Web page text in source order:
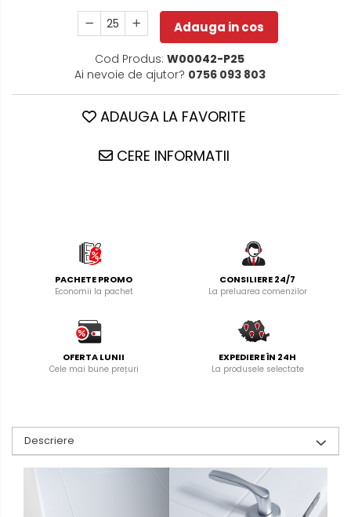
Adauga in cos
Cod Produs: W00042-P25
Ai nevoie de ajutor? 0756 093 803
ADAUGA LA FAVORITE
CERE INFORMATII
PACHETE PROMO
Economii la pachet
CONSILIERE 24/7
La preluarea comenzilor
OFERTA LUNII
Cele mai bune prețuri
EXPEDIERE ÎN 24H
La produsele selectate
Descriere